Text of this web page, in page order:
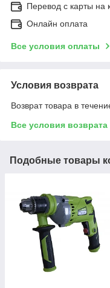
Перевод с карты на
Онлайн оплата
Все условия оплаты
Условия возврата
Возврат товара в
Все условия возврата
Подобные товары